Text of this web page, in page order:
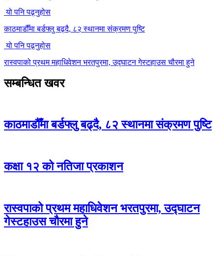
यो पनि पढ्नुहोस
काठमाडौँमा बर्डफ्लु बढ्दै, ८२ स्थानमा संक्रमण पुष्टि
यो पनि पढ्नुहोस
रास्वपाको प्रथम महाधिवेशन भरतपुरमा, उद्घाटन गेस्टहाउस चौरमा हुने
सम्बन्धित खवर
काठमाडौँमा बर्डफ्लु बढ्दै, ८२ स्थानमा संक्रमण पुष्टि
कक्षा १२ को नतिजा प्रकाशन
रास्वपाको प्रथम महाधिवेशन भरतपुरमा, उद्घाटन
गेस्टहाउस चौरमा हुने